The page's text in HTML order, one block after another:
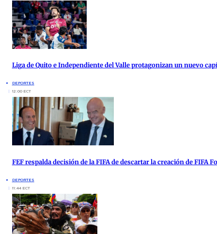
Liga de Quito e Independiente del Valle protagonizan un nuevo
DEPORTES
12:00 ECT
FEF respalda decisión de la FIFA de descartar la creación de FIFA
DEPORTES
11:44 ECT